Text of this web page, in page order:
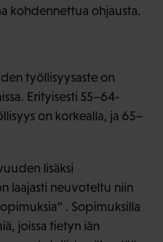
kohdennettua ohjausta.
työllisyysaste on
Erityisesti 55–64-
on korkealla, ja 65–
lisäksi
laajasti neuvoteltu niin
. Sopimuksilla
joissa tietyn iän